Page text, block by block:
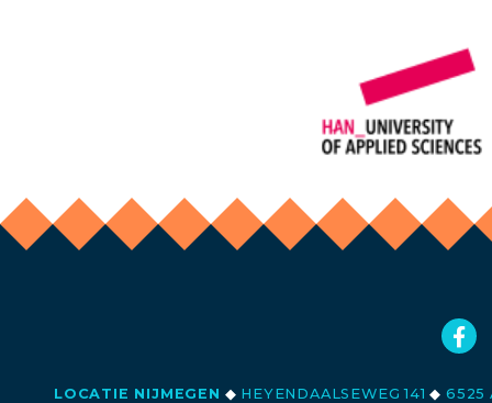
LOCATIE NIJMEGEN ◆ HEYENDAALSEWEG 141◆ 6525